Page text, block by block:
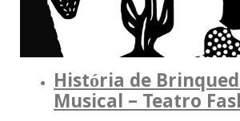
História de
Musical – Teatro